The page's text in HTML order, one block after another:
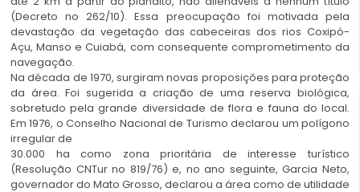
(Decreto no 262/10). Essa preocupação foi motivada pela
devastação da vegetação das cabeceiras dos rios Coxipó-
Açu, Manso e Cuiabá, com consequente comprometimento da
navegação.
Na década de 1970, surgiram novas proposições para proteção
da área. Foi sugerida a criação de uma reserva biológica,
sobretudo pela grande diversidade de flora e fauna do local.
Em 1976, o Conselho Nacional de Turismo declarou um polígono
irregular de
30.000 ha como zona prioritária de interesse turístico
(Resolução CNTur no 819/76) e, no ano seguinte, Garcia Neto,
governador do Mato Grosso, declarou a área como de utilidade